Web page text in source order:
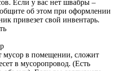
Если у вас нет швабры –
об этом при оформлении
привезет свой инвентарь.
мусор в помещении, сложит
в мусоропровод. (Есть